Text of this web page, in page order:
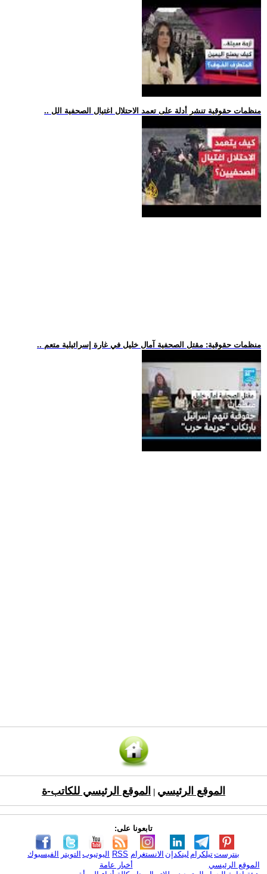
.. منظمات حقوقية تنشر أدلة على تعمد الاحتلال اغتيال الصحفية الل
.. منظمات حقوقية: مقتل الصحفية آمال خليل في غارة إسرائيلية متعم
الموقع الرئيسي الموقع الرئيسي للكاتب-ة
تابعونا على:
الفيسبوك التويتر اليوتيوب RSS الانستغرام لينكدإن تيلكرامبنترست
الموقع الرئيسي
أخبار عامة